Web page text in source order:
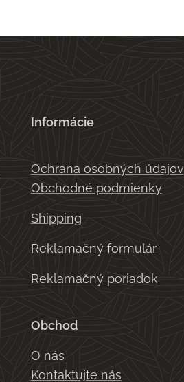
Informácie
Ochrana osobných údajov
Obchodné podmienky
Shipping
Reklamačný formulár
Reklamačný poriadok
Obchod
O nás
Kontaktujte nás